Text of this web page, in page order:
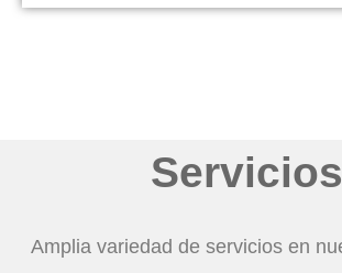
Servicios
Amplia variedad de servicios en